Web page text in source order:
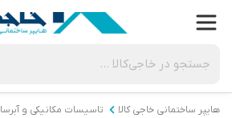
هایپر ساختمانی خاجی‌ کالا تاسیسات مکانیکی و